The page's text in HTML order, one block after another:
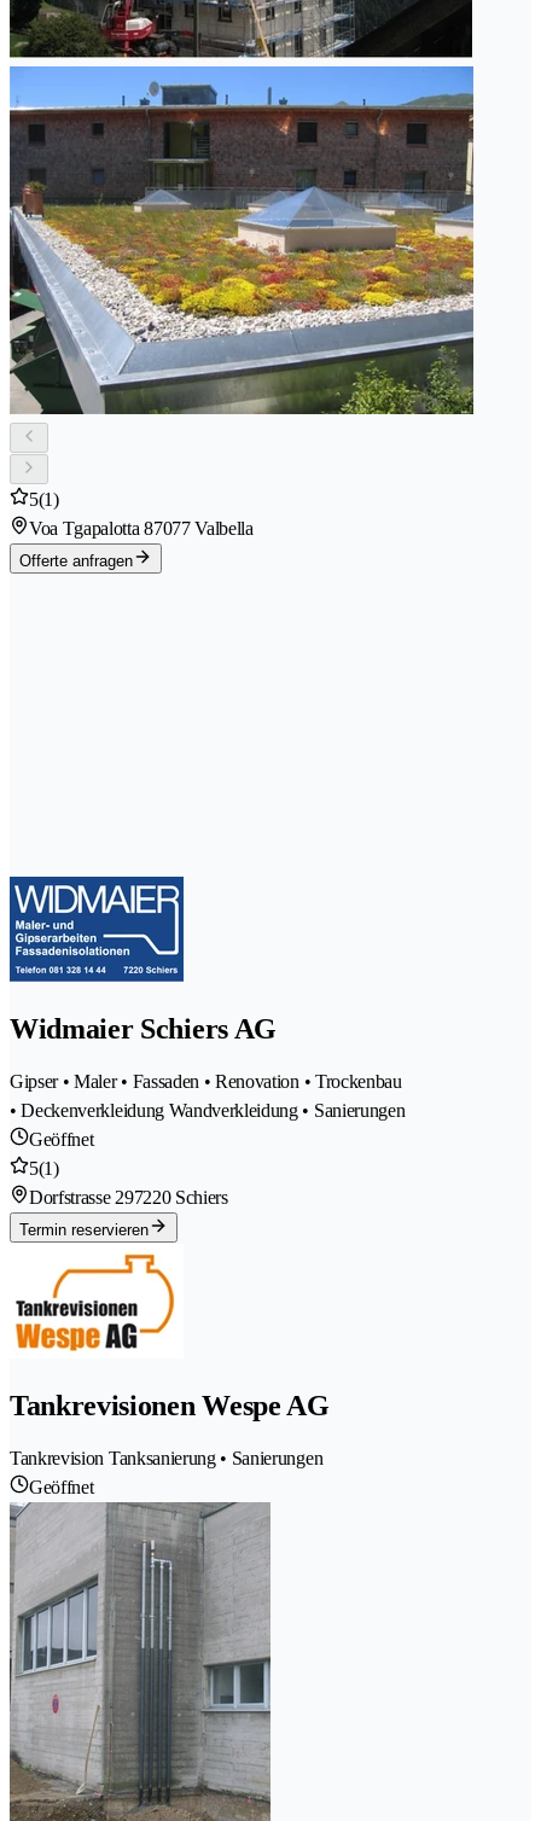
5(1)
Voa Tgapalotta 87077 Valbella
Offerte anfragen
Widmaier Schiers AG
Gipser • Maler • Fassaden • Renovation • Trockenbau
• Deckenverkleidung Wandverkleidung • Sanierungen
Geöffnet
5(1)
Dorfstrasse 297220 Schiers
Termin reservieren
Tankrevisionen Wespe AG
Tankrevision Tanksanierung • Sanierungen
Geöffnet